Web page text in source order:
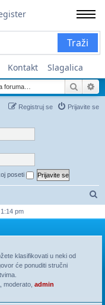
Traži
Kontakt Slagalica
Prijavite se
Registruj se
poseti
pm
klasifikovati u neki od
će ponuditi stručni
moderato admin